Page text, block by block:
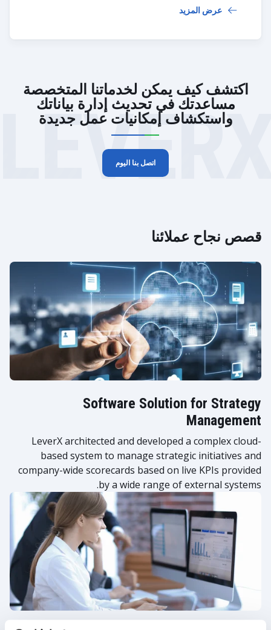
عرض المزيد
اكتشف كيف يمكن لخدماتنا المتخصصة
مساعدتك في تحديث إدارة بياناتك
واستكشاف إمكانيات عمل جديدة
اتصل بنا اليوم
قصص نجاح عملائنا
Software Solution for Strategy
Management
LeverX architected and developed a complex cloud-
based system to manage strategic initiatives and
company-wide scorecards based on live KPIs provided
by a wide range of external systems.